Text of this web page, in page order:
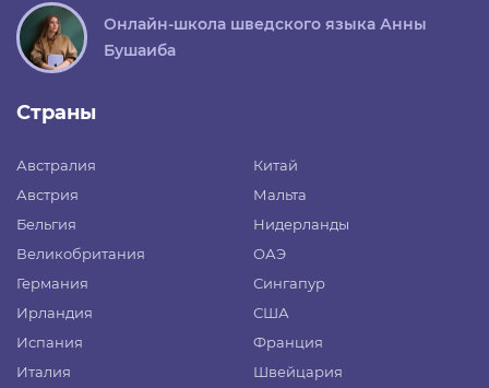
Онлайн-школа шведского языка Анны
Бушаиба
Страны
Австралия
Австрия
Бельгия
Великобритания
Германия
Ирландия
Испания
Италия
Китай
Мальта
Нидерланды
ОАЭ
Сингапур
США
Франция
Швейцария